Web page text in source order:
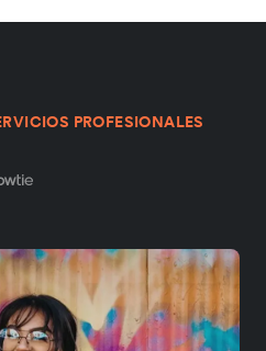
PROFESIONALES